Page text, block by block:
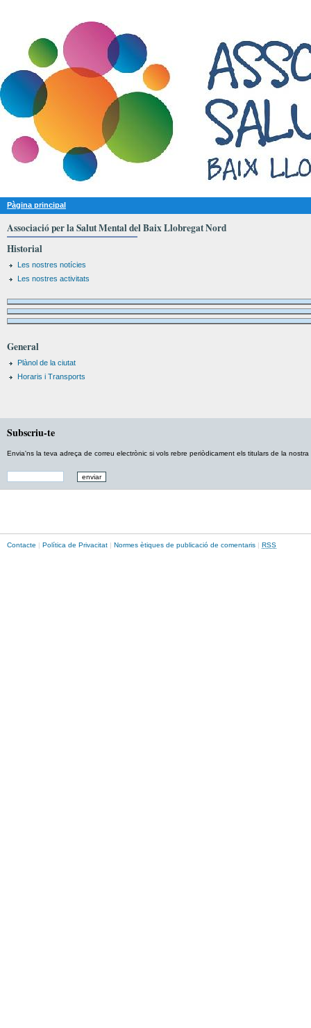
Pàgina principal
Associació per la Salut Mental del Baix Llobregat Nord
Historial
Les nostres notícies
Les nostres activitats
General
Plànol de la ciutat
Horaris i Transports
Subscriu-te
Envia'ns la teva adreça de correu electrònic si vols rebre periòdicament els titulars de la
Contacte | Política de Privacitat | Normes ètiques de publicació de comentaris | RSS